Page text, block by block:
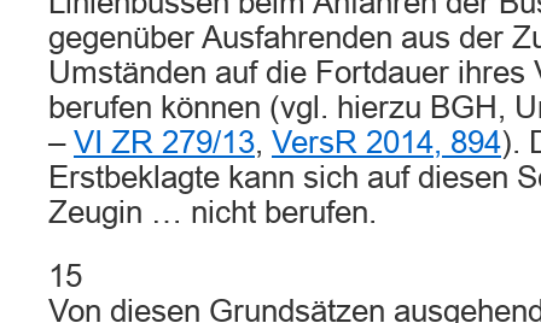
gegenüber Ausfahrenden aus der
Umständen auf die Fortdauer ihres
berufen können (vgl. hierzu BGH,
– VI ZR 279/13, VersR 2014, 894).
Erstbeklagte kann sich auf diesen
Zeugin … nicht berufen.
15
Von diesen Grundsätzen